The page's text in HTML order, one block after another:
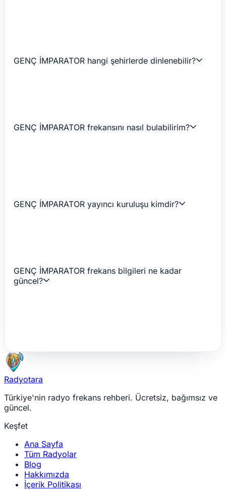
GENÇ İMPARATOR hangi şehirlerde dinlenebilir?
GENÇ İMPARATOR frekansını nasıl bulabilirim?
GENÇ İMPARATOR yayıncı kuruluşu kimdir?
GENÇ İMPARATOR frekans bilgileri ne kadar
güncel?
Radyotara
Türkiye'nin radyo frekans rehberi. Ücretsiz, bağımsız ve
güncel.
Keşfet
Ana Sayfa
Tüm Radyolar
Blog
Hakkımızda
İçerik Politikası